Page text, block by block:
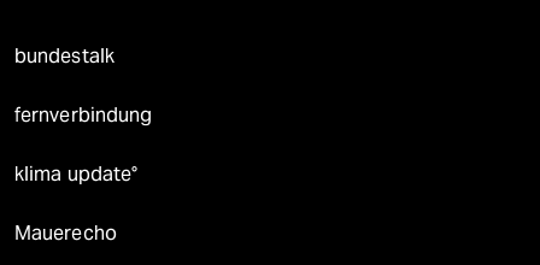
bundestalk
fernverbindung
klima update°
Mauerecho